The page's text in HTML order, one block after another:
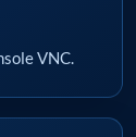
VNC.